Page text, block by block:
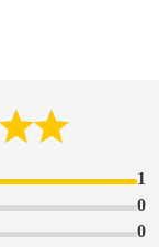
1
0
0